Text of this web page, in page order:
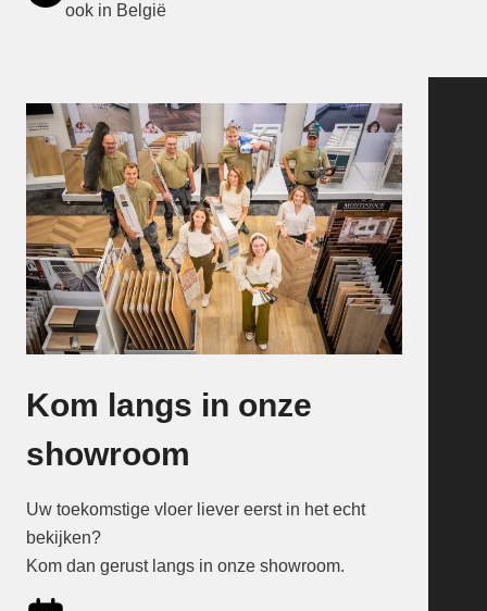
ook in België
Kom langs in onze
showroom
Uw toekomstige vloer liever eerst in het echt
bekijken?
Kom dan gerust langs in onze showroom.